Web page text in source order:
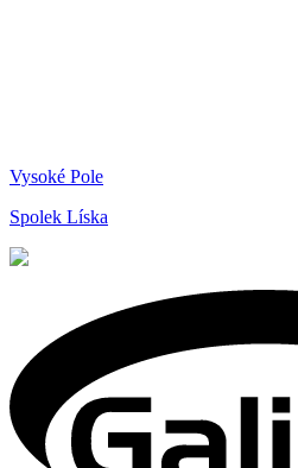
Vysoké Pole
Spolek Líska